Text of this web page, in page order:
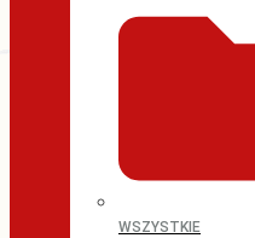
WSZYSTKIE